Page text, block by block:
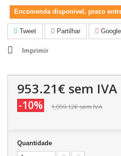
Encomenda disponivel, prazo
Tweet Partilhar
Imprimir
953.21€ sem IVA
-10% 1,059.12€sem IVA
Quantidade